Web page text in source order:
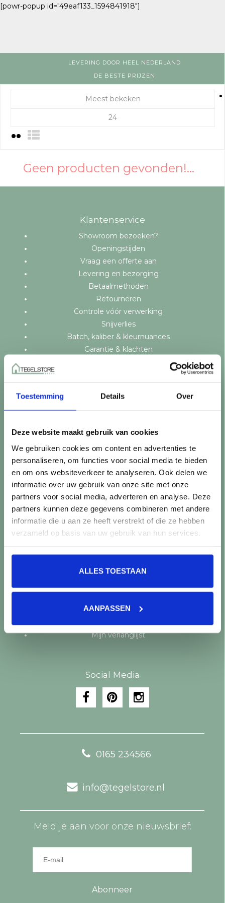
Toestemming Details Over
Deze website maakt gebruik van cookies
We gebruiken cookies om content en advertenties te
personaliseren, om functies voor social media te bieden
en om ons websiteverkeer te analyseren. Ook delen we
informatie over uw gebruik van onze site met onze
partners voor social media, adverteren en analyse. Deze
partners kunnen deze gegevens combineren met andere
informatie die u aan ze heeft verstrekt of die ze hebben
verzameld op basis van uw gebruik van hun services.
ALLES TOESTAAN
AANPASSEN
[powr-popup id="49eaf133_1594841918"]
LEVERING DOOR HEEL NEDERLAND
DE BESTE PRIJZEN
Meest bekeken
24
Geen producten gevonden!...
Klantenservice
Showroom bezoeken?
Openingstijden
Vraag een offerte aan
Levering en bezorging
Betaalmethoden
Retourneren
Controle vóór verwerking
Snijverlies
Batch, kaliber & kleurnuances
Garantie & klachten
Over TegelStore.nl
Privacy Policy
Producten
Alle producten
Nieuwe producten
Aanbiedingen
Merken
Tags
Mijn bestellingen
Mijn verlanglijst
Social Media
0165 234566
info@tegelstore.nl
Meld je aan voor onze nieuwsbrief:
Abonneer